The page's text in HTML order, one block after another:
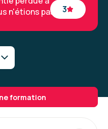
3
n'étions pas tous
acquérir les bases
le
formation